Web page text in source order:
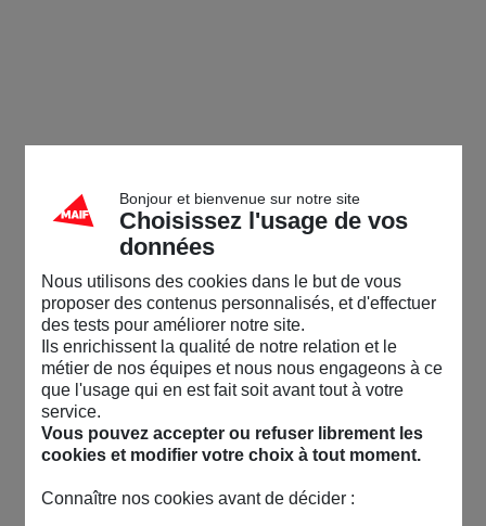
Bonjour et bienvenue sur notre site
Choisissez l'usage de vos
données
Nous utilisons des cookies dans le but de vous
proposer des contenus personnalisés, et d'effectuer
des tests pour améliorer notre site.
Ils enrichissent la qualité de notre relation et le
métier de nos équipes et nous nous engageons à ce
que l'usage qui en est fait soit avant tout à votre
service.
Vous pouvez accepter ou refuser librement les
cookies et modifier votre choix à tout moment.
Connaître nos cookies avant de décider :